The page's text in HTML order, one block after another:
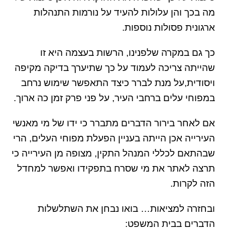
מה בכך והן עלולות להעיד על נורמות התנהלות
ארגונית פסולות נוספות.
כך גם במקרה שלפנינו, הרשות בעצמה היא זו
שהייתה צריכה לעמוד על כך שתיערך בדיקה מקיפה
ויסודית,על מנת לברר כיצד התאפשר שימוש נרחב
במפוחי עלים ברחבי העיר, על פני פרק זמן כה ארוך.
אם לאחר בירור הדברים מתברר כי ידו של מי מאנשי
העירייה אכן הייתה בעניין הפעלת מפוחי העלים, הרי
שבהתאם לכללי המנהל התקין, מצופה מן העירייה כי
תרצה לאתר את מי שסרח בתפקידו ואפשר למחדל
הזה לקרות.
ובחזרה למציאות… בואו נבחן את השתלשלות
הדברים בבית המשפט: